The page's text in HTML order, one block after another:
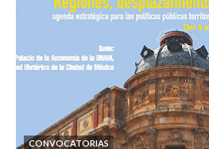
CONVOCATORIAS